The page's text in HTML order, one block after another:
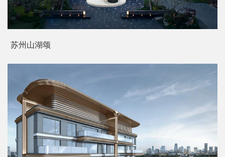
苏州山湖颂